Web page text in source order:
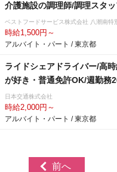
介護施設の調理師/調理スタッ
ベストフードサービス株式会社 八潮南特
時給1,500円～
アルバイト・パート / 東京都
ライドシェアドライバー/高
が好き・普通免許OK/週勤務
日本交通株式会社
時給2,000円～
アルバイト・パート / 東京都
前へ